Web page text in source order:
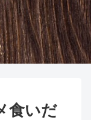
食いだ